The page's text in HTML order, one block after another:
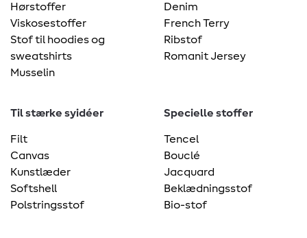
Hørstoffer
Viskosestoffer
Stof til hoodies og
sweatshirts
Musselin
Denim
French Terry
Ribstof
Romanit Jersey
Til stærke syidéer
Filt
Canvas
Kunstlæder
Softshell
Polstringsstof
Specielle stoffer
Tencel
Bouclé
Jacquard
Beklædningsstof
Bio-stof